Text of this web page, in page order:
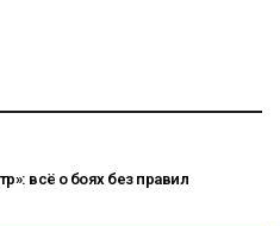
всё о боях без правил